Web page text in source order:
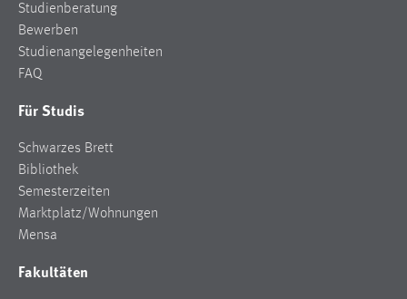
Studienberatung
Bewerben
Studienangelegenheiten
FAQ
Für Studis
Schwarzes Brett
Bibliothek
Semesterzeiten
Marktplatz/Wohnungen
Mensa
Fakultäten